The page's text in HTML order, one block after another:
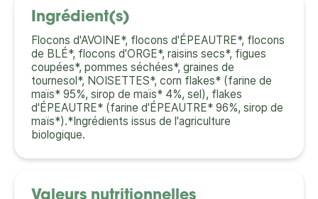
Ingrédient(s)
Flocons d'AVOINE*, flocons d'ÉPEAUTRE*, flocons
de BLÉ*, flocons d'ORGE*, raisins secs*, figues
coupées*, pommes séchées*, graines de
tournesol*, NOISETTES*, corn flakes* (farine de
maïs* 95%, sirop de maïs* 4%, sel), flakes
d'ÉPEAUTRE* (farine d'ÉPEAUTRE* 96%, sirop de
maïs*).*Ingrédients issus de l'agriculture
biologique.